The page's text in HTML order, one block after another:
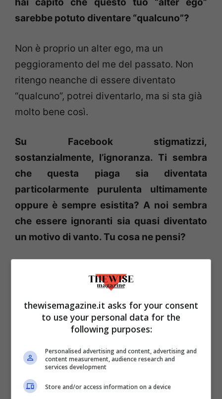
hai capito che questo tuo “alter ego”
sarebbe potuto diventare “qualcuno”?
Non è proprio un alter ego, ma un
peggioramento del me del passato. Non
ritengo neanche di essere diventato
“qualcuno”, potrei diventarlo, ma si sta già
molto bene così.
Su Facebook stigmatizzi,
sostanzialmente, l’ignoranza. Ti sembra
che questa piaga sia diventata
particolarmente purulenta ultimamente
oppure è sempre esistita? A noi sembra
che essere ignoranti sia quasi diventato
un motivo di vanto. Tu cosa ne pensi?
network hanno dato la parola a legioni di
imbecilli
(cit.). Se incontri un demente lo
eviti e non lo frequenti, se te lo
condividono su Facebook sei obbligato a
sorbirtelo e lo noti.
Le Mammine Pancine: grazie a te sono
diventate un vero e proprio “caso” anche
thewisemagazine.it asks for your consent
to use your personal data for the
following purposes:
Personalised advertising and content, advertising and
content measurement, audience research and
services development
Store and/or access information on a device